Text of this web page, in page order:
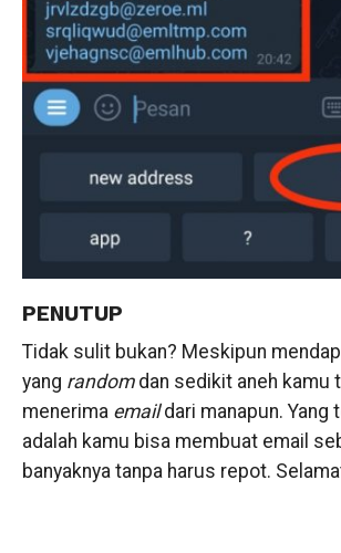
PENUTUP
Tidak sulit bukan? Meskipun
yang randomdan sedikit aneh kamu
menerima emaildari manapun. Yang
adalah kamu bisa membuat email
banyaknya tanpa harus repot.